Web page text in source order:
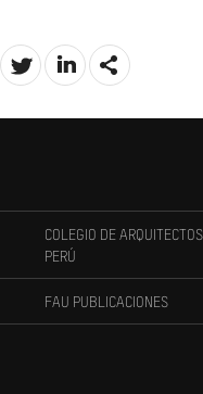
COLEGIO DE
PERÚ
FAU PUBLICACIONES